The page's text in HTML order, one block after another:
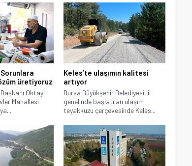
üretiyoruz
Başkanı Oktay
Mahallesi
Keles’te ulaşımın kalitesi
artıyor
Bursa Büyükşehir Belediyesi, il
genelinde başlatılan ulaşım
teyakkuzu çerçevesinde Keles...